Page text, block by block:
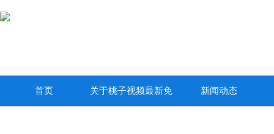
首页 关于桃子视频最新免 新闻动态